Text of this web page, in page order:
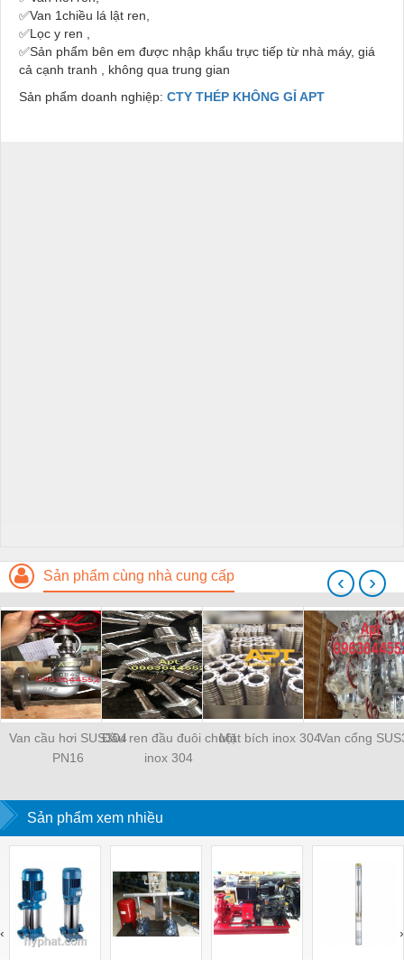
✅Van 1chiều lá lật ren,
✅Lọc y ren ,
✅Sản phẩm bên em được nhập khẩu trực tiếp từ nhà máy, giá
cả cạnh tranh , không qua trung gian
Sản phẩm doanh nghiệp: CTY THÉP KHÔNG GỈ APT
Sản phẩm cùng nhà cung cấp
Van cầu hơi SUS304
PN16
Đầu ren đầu đuôi chuột
inox 304
Mặt bích inox 304Van cổng
‹ ›
Sản phẩm xem nhiều
‹ ›